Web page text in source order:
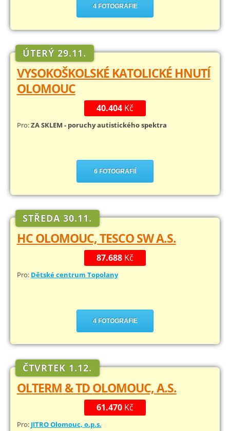
4 FOTOGRAFIE
ÚTERÝ 29.11.
VYSOKOŠKOLSKÉ KATOLICKÉ HNUTÍ
OLOMOUC
40.404 Kč
Pro:ZA SKLEM - poruchy autistického spektra
6 FOTOGRAFIÍ
STŘEDA 30.11.
HC OLOMOUC, TESCO SW A.S.
87.688 Kč
Pro: Dětské centrum Topolany
4 FOTOGRAFIE
ČTVRTEK 1.12.
OLTERM & TD OLOMOUC, A.S.
61.470 Kč
Pro: JITRO Olomouc, o.p.s.